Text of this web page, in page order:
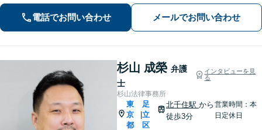
経験15年以上】依頼者様に寄り添い、
解決へと導きます【電話相談可】【本
八幡駅9分】
電話でお問い合わせ メールでお問い合わせ
杉山 成榮 弁護
士
インタビューを見
る
杉山法律事務所
東
京
都
|
足
立
区
北千住駅 から
徒歩3分
営業時間：本
日定休日